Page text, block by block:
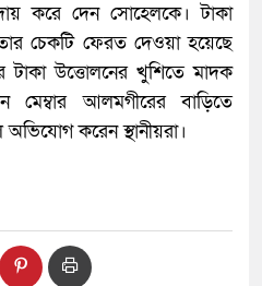
করে দেন সোহেলকে। টাকা
চেকটি ফেরত দেওয়া হয়েছে
উত্তোলনের খুশিতে মাদক
আলমগীরের বাড়িতে
করেন স্থানীয়রা।